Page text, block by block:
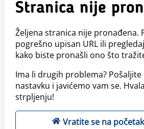
Stranica nije
Željena stranica nije pronađena.
pogrešno upisan URL ili
kako biste pronašli ono što
Ima li drugih problema? Pošaljite
nastavku i javićemo vam se.
strpljenju!
Vratite se na